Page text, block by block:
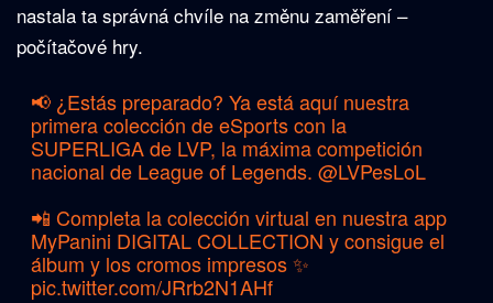
nastala ta správná chvíle na změnu zaměření –
počítačové hry.
📢 ¿Estás preparado? Ya está aquí nuestra
primera colección de eSports con la
SUPERLIGA de LVP, la máxima competición
nacional de League of Legends. @LVPesLoL
📲 Completa la colección virtual en nuestra app
MyPanini DIGITAL COLLECTION y consigue el
álbum y los cromos impresos ✨
pic.twitter.com/JRrb2N1AHf